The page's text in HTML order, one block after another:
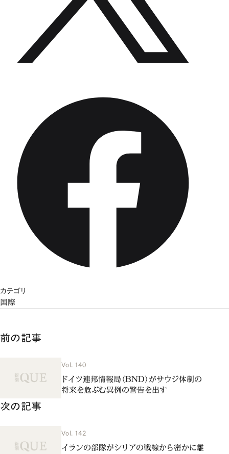
カテゴリ
国際
前の記事
Vol. 140
ドイツ連邦情報局（BND）がサウジ体制の
将来を危ぶむ異例の警告を出す
次の記事
Vol. 142
イランの部隊がシリアの戦線から密かに離